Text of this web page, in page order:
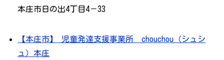
本庄市日の出4丁目4－33
【本庄市】 児童発達支援事業所 chouchou（シュシ
ュ）本庄